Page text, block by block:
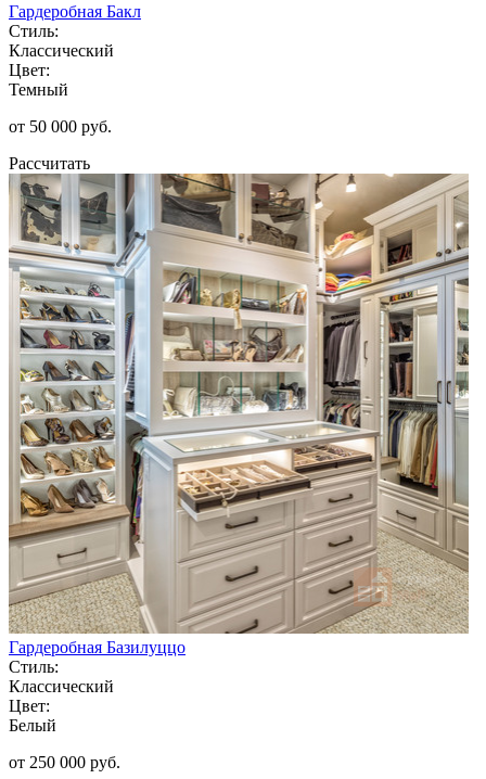
Гардеробная Бакл
Стиль:
Классический
Цвет:
Темный
от 50 000 руб.
Рассчитать
Гардеробная Базилуццо
Стиль:
Классический
Цвет:
Белый
от 250 000 руб.